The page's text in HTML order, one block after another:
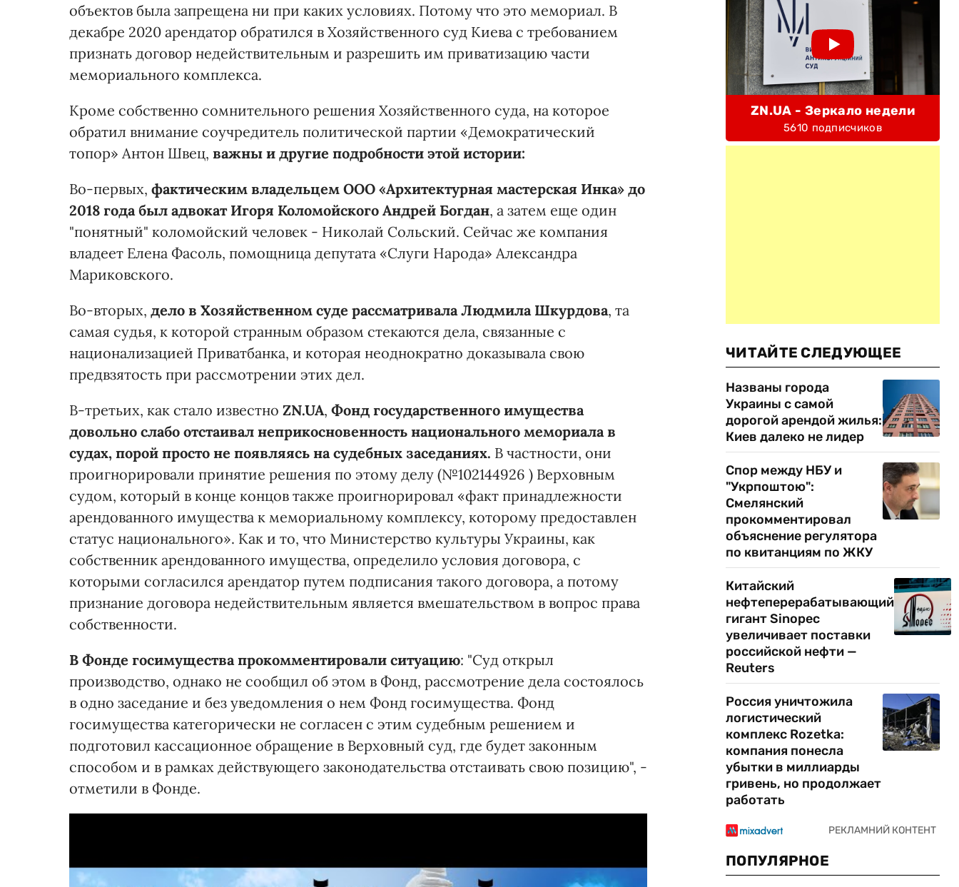
объектов была запрещена ни при каких условиях. Потому что это мемориал. В
декабре 2020 арендатор обратился в Хозяйственного суд Киева с требованием
признать договор недействительным и разрешить им приватизацию части
мемориального комплекса.
Кроме собственно сомнительного решения Хозяйственного суда, на которое
обратил внимание соучредитель политической партии «Демократический
топор» Антон Швец, важны и другие подробности этой истории:
Во-первых, фактическим владельцем ООО «Архитектурная мастерская Инка» до
2018 года был адвокат Игоря Коломойского Андрей Богдан, а затем еще один
"понятный" коломойский человек - Николай Сольский. Сейчас же компания
владеет Елена Фасоль, помощница депутата «Слуги Народа» Александра
Мариковского.
Во-вторых, дело в Хозяйственном суде рассматривала Людмила Шкурдова, та
самая судья, к которой странным образом стекаются дела, связанные с
национализацией Приватбанка, и которая неоднократно доказывала свою
предвзятость при рассмотрении этих дел.
В-третьих, как стало известно ZN.UA, Фонд государственного имущества
довольно слабо отстаивал неприкосновенность национального мемориала в
судах, порой просто не появляясь на судебных заседаниях. В частности, они
проигнорировали принятие решения по этому делу (№102144926 ) Верховным
судом, который в конце концов также проигнорировал «факт принадлежности
арендованного имущества к мемориальному комплексу, которому предоставлен
статус национального». Как и то, что Министерство культуры Украины, как
собственник арендованного имущества, определило условия договора, с
которыми согласился арендатор путем подписания такого договора, а потому
признание договора недействительным является вмешательством в вопрос права
собственности.
В Фонде госимущества прокомментировали ситуацию: "Суд открыл
производство, однако не сообщил об этом в Фонд, рассмотрение дела состоялось
в одно заседание и без уведомления о нем Фонд госимущества. Фонд
госимущества категорически не согласен с этим судебным решением и
подготовил кассационное обращение в Верховный суд, где будет законным
способом и в рамках действующего законодательства отстаивать свою позицию", -
отметили в Фонде.
ZN.UA - Зеркало недели
5610 подписчиков
ЧИТАЙТЕ СЛЕДУЮЩЕЕ
Названы города
Украины с самой
дорогой арендой жилья:
Киев далеко не лидер
Спор между НБУ и
"Укрпоштою":
Смелянский
прокомментировал
объяснение регулятора
по квитанциям по ЖКУ
Китайский
нефтеперерабатывающий
гигант Sinopec
увеличивает поставки
российской нефти —
Reuters
Россия уничтожила
логистический
комплекс Rozetka:
компания понесла
убытки в миллиарды
гривень, но продолжает
работать
ПОПУЛЯРНОЕ